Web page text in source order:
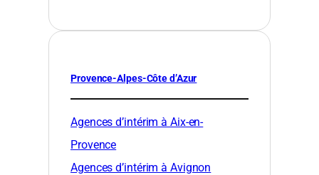
Provence-Alpes-Côte d’Azur
Agences d’intérim à Aix-en-
Provence
Agences d’intérim à Avignon